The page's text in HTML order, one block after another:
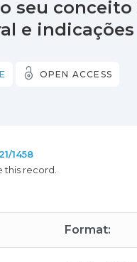
seu
e
OPEN ACCESS
1458
this record.
Format: